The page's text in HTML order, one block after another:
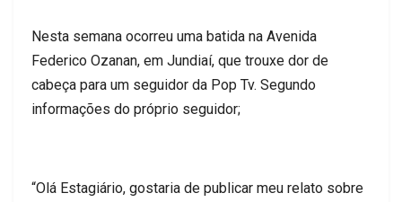
Nesta semana ocorreu uma batida na Avenida
Federico Ozanan, em Jundiaí, que trouxe dor de
cabeça para um seguidor da Pop Tv. Segundo
informações do próprio seguidor;
“Olá Estagiário, gostaria de publicar meu relato sobre